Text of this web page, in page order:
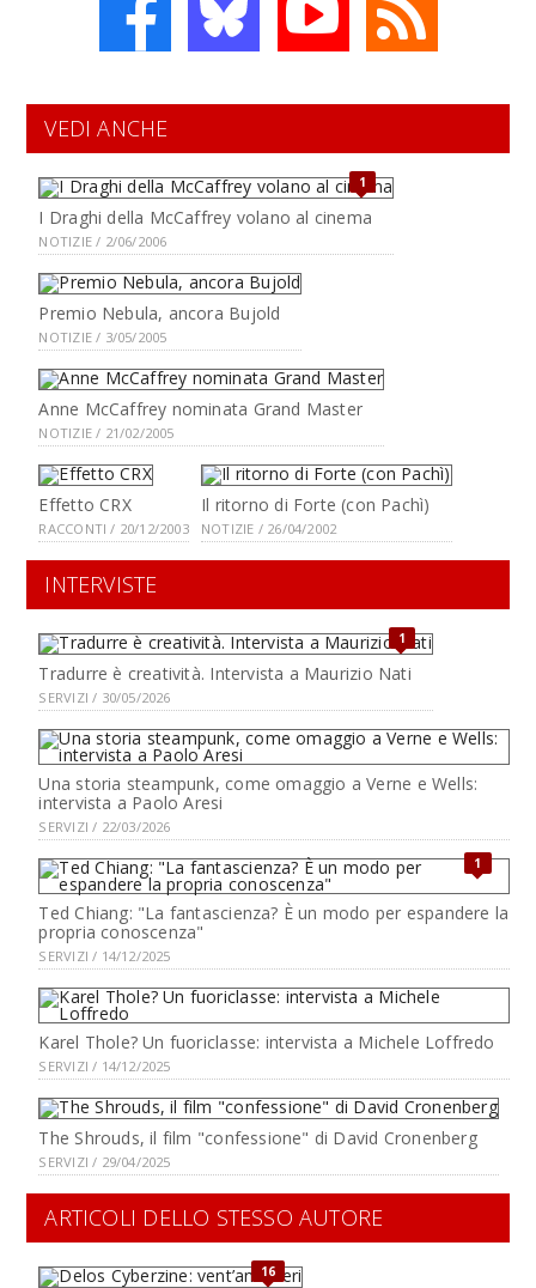
VEDI ANCHE
1
I Draghi della McCaffrey volano al cinema
NOTIZIE / 2/06/2006
Premio Nebula, ancora Bujold
NOTIZIE / 3/05/2005
Anne McCaffrey nominata Grand Master
NOTIZIE / 21/02/2005
Effetto CRX
RACCONTI / 20/12/2003
Il ritorno di Forte (con Pachì)
NOTIZIE / 26/04/2002
INTERVISTE
1
Tradurre è creatività. Intervista a Maurizio Nati
SERVIZI / 30/05/2026
Una storia steampunk, come omaggio a Verne e Wells:
intervista a Paolo Aresi
SERVIZI / 22/03/2026
1
Ted Chiang: "La fantascienza? È un modo per espandere la
propria conoscenza"
SERVIZI / 14/12/2025
Karel Thole? Un fuoriclasse: intervista a Michele Loffredo
SERVIZI / 14/12/2025
The Shrouds, il film "confessione" di David Cronenberg
SERVIZI / 29/04/2025
ARTICOLI DELLO STESSO AUTORE
16